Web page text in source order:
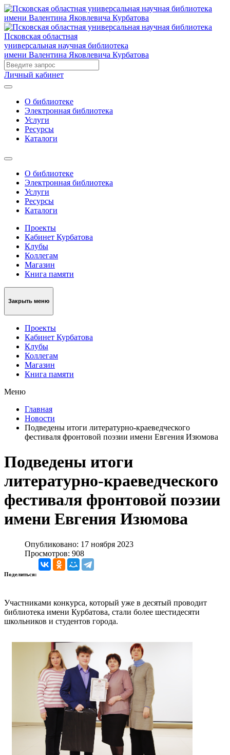
Псковская областная
универсальная научная библиотека
имени Валентина Яковлевича Курбатова
Личный кабинет
О библиотеке
Электронная библиотека
Услуги
Ресурсы
Каталоги
О библиотеке
Электронная библиотека
Услуги
Ресурсы
Каталоги
Проекты
Кабинет Курбатова
Клубы
Коллегам
Магазин
Книга памяти
Закрыть меню
Проекты
Кабинет Курбатова
Клубы
Коллегам
Магазин
Книга памяти
Меню
Главная
Новости
Подведены итоги литературно-краеведческого
фестиваля фронтовой поэзии имени Евгения Изюмова
Подведены итоги
литературно-краеведческого
фестиваля фронтовой поэзии
имени Евгения Изюмова
Опубликовано: 17 ноября 2023
Просмотров: 908
Поделиться:
Участниками конкурса, который уже в десятый проводит
библиотека имени Курбатова, стали более шестидесяти
школьников и студентов города.